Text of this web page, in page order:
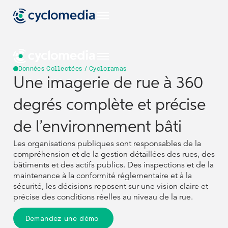
Ressources
Afficher toutes les ressources
Études De Cas
Street Smart
L'entreprise
US
NL
DE
Afficher tous les secteurs
Construction Et Ingénierie
Administration Publique
Assurance
Afficher tous les cas d'utilisation
Gestion D'actifs
Chaussées Et Surfaces
Produits & Technologies
Voir tous nos produits et technologies
Données Collectées
Actifs
Données Collectées / Cycloramas
Une imagerie de rue à 360
degrés complète et précise
de l’environnement bâti
Les organisations publiques sont responsables de la
compréhension et de la gestion détaillées des rues, des
bâtiments et des actifs publics. Des inspections et de la
maintenance à la conformité réglementaire et à la
sécurité, les décisions reposent sur une vision claire et
précise des conditions réelles au niveau de la rue.
Demandez une démo
Ressources
EU
US
NL
Secteurs
Afficher tous les secteurs
Construction Et Ingénierie
Administration Publique
Cas D'usage
Afficher tous les cas d'utilisation
Produits & Technologies
Voir tous nos produits et technologies
Ressources
EU
US
NL
Secteurs
Afficher tous les secteurs
Construction Et Ingénierie
Administration Publique
Cas D'usage
Afficher tous les cas d'utilisation
Produits & Technologies
Voir tous nos produits et technologies